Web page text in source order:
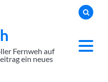
Fernweh auf
ein neues